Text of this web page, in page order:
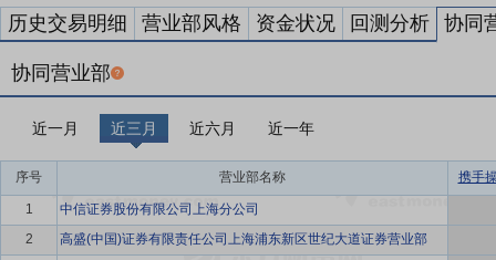
历史交易明细 营业部风格 资金状况 回测分析 协同
协同营业部
近一月 近三月 近六月 近一年
序号 营业部名称 携手
1
中信证券股份有限公司上海分公司
2
高盛(中国)证券有限责任公司上海浦东新区世纪大道证券营业部